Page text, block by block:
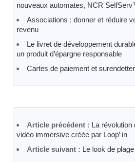
nouveaux automates, NCR
Associations : donner et réduire
revenu
Le livret de développement
un produit d’épargne responsable
Cartes de paiement et
Article précédent : La révolution
vidéo immersive créée par Loop’ in
Article suivant : Le look de